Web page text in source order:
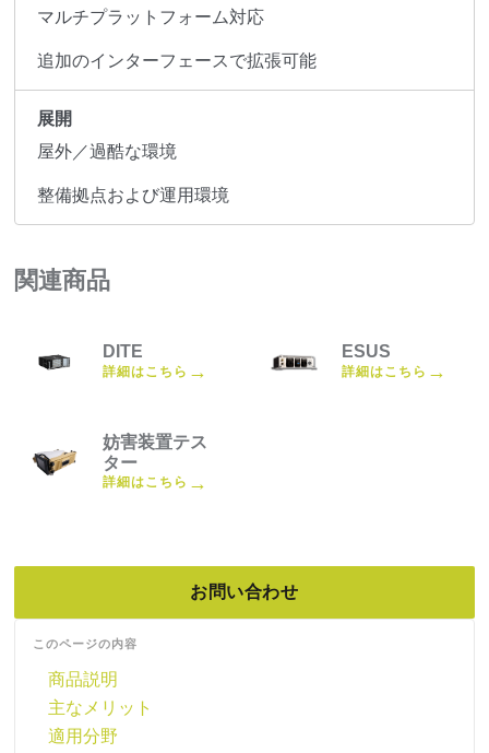
マルチプラットフォーム対応
追加のインターフェースで拡張可能
展開
屋外／過酷な環境
整備拠点および運用環境
関連商品
DITE
詳細はこちら →
ESUS
詳細はこちら →
妨害装置テス
ター
詳細はこちら →
お問い合わせ
このページの内容
商品説明
主なメリット
適用分野